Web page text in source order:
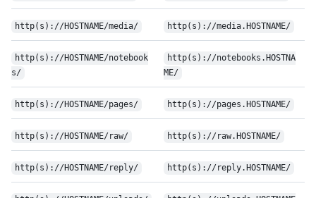
http(s)://HOSTNAME/media/ http(s)://media.HOSTNAME/
http(s)://HOSTNAME/notebook
s/
http(s)://notebooks.HOSTNA
ME/
http(s)://HOSTNAME/pages/ http(s)://pages.HOSTNAME/
http(s)://HOSTNAME/raw/ http(s)://raw.HOSTNAME/
http(s)://HOSTNAME/reply/ http(s)://reply.HOSTNAME/